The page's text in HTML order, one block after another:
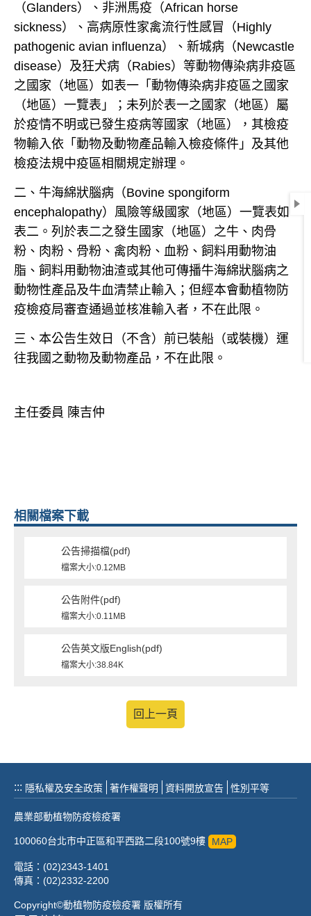
（Glanders）、非洲馬疫（African horse
sickness）、高病原性家禽流行性感冒（Highly
pathogenic avian influenza）、新城病（Newcastle
disease）及狂犬病（Rabies）等動物傳染病非疫區
之國家（地區）如表一「動物傳染病非疫區之國家
（地區）一覽表」；未列於表一之國家（地區）屬
於疫情不明或已發生疫病等國家（地區）， 其檢疫
物輸入依「動物及動物產品輸入檢疫條件」及其他
檢疫法規中疫區相關規定辦理。
二、牛海綿狀腦病（Bovine spongiform
encephalopathy）風險等級國家（地區）一覽表如
表二。列於表二之發生國家（地區）之牛、肉骨
粉、肉粉、骨粉、禽肉粉、血粉、飼料用動物油
脂、飼料用動物油渣或其他可傳播牛海綿狀腦病之
動物性產品及牛血清禁止輸入；但經本會動植物防
疫檢疫局審查通過並核准輸入者，不在此限。
三、本公告生效日（不含）前已裝船（或裝機）運
往我國之動物及動物產品，不在此限。
主任委員 陳吉仲
相關檔案下載
公告掃描檔(pdf)
檔案大小:0.12MB
公告附件(pdf)
檔案大小:0.11MB
公告英文版English(pdf)
檔案大小:38.84K
回上一頁
::: 隱私權及安全政策 著作權聲明 資料開放宣告 性別平等
農業部動植物防疫檢疫署
100060台北市中正區和平西路二段100號9樓 MAP
電話：(02)2343-1401
傳真：(02)2332-2200
Copyright©動植物防疫檢疫署 版權所有